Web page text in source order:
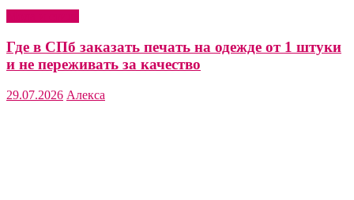
Где в СПб заказать печать на одежде от 1 штуки
и не переживать за качество
29.07.2026 Алекса